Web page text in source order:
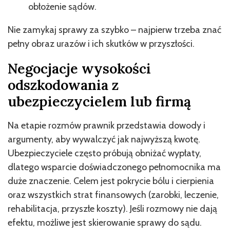
obłożenie sądów.
Nie zamykaj sprawy za szybko – najpierw trzeba znać
pełny obraz urazów i ich skutków w przyszłości.
Negocjacje wysokości
odszkodowania z
ubezpieczycielem lub firmą
Na etapie rozmów prawnik przedstawia dowody i
argumenty, aby wywalczyć jak najwyższą kwotę.
Ubezpieczyciele często próbują obniżać wypłaty,
dlatego wsparcie doświadczonego pełnomocnika ma
duże znaczenie. Celem jest pokrycie bólu i cierpienia
oraz wszystkich strat finansowych (zarobki, leczenie,
rehabilitacja, przyszłe koszty). Jeśli rozmowy nie dają
efektu, możliwe jest skierowanie sprawy do sądu.